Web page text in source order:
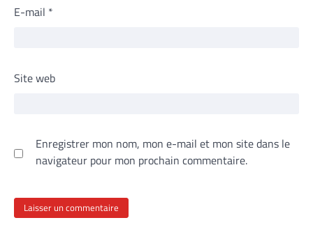
E-mail *
Site web
Enregistrer mon nom, mon e-mail et mon site dans le
navigateur pour mon prochain commentaire.